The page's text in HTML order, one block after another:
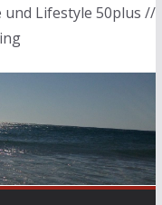
und Lifestyle 50plus //